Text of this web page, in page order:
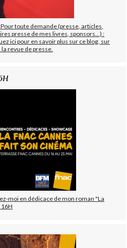
toute demande (presse, articles,
presse de mes livres, sponsors...) :
ici pour en savoir plus sur ce blog, sur
revue de presse.
moi en dédicace de mon roman "La